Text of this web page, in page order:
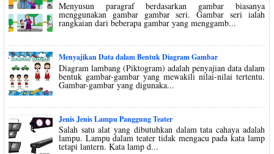
Menyusun paragraf berdasarkan gambar biasanya
menggunakan gambar gambar seri. Gambar seri ialah
rangkaian dari beberapa gambar yang menggamb...
Menyajikan Data dalam Bentuk Diagram Gambar
Diagram lambang (Piktogram) adalah penyajian data dalam
bentuk gambar-gambar yang mewakili nilai-nilai tertentu.
Gambar-gambar yang digunaka...
Jenis Jenis Lampu Panggung Teater
Salah satu alat yang dibutuhkan dalam tata cahaya adalah
lampu. Lampu dalam teater tidak mengacu pada kata lamp
tetapi lantern. Kata lamp d...